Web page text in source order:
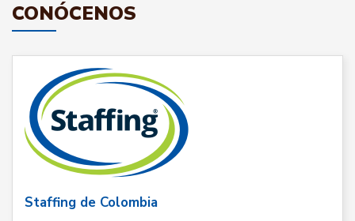
CONÓCENOS
Staffing de Colombia